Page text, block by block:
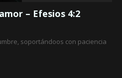
– Efesios 4:2
soportándoos con paciencia